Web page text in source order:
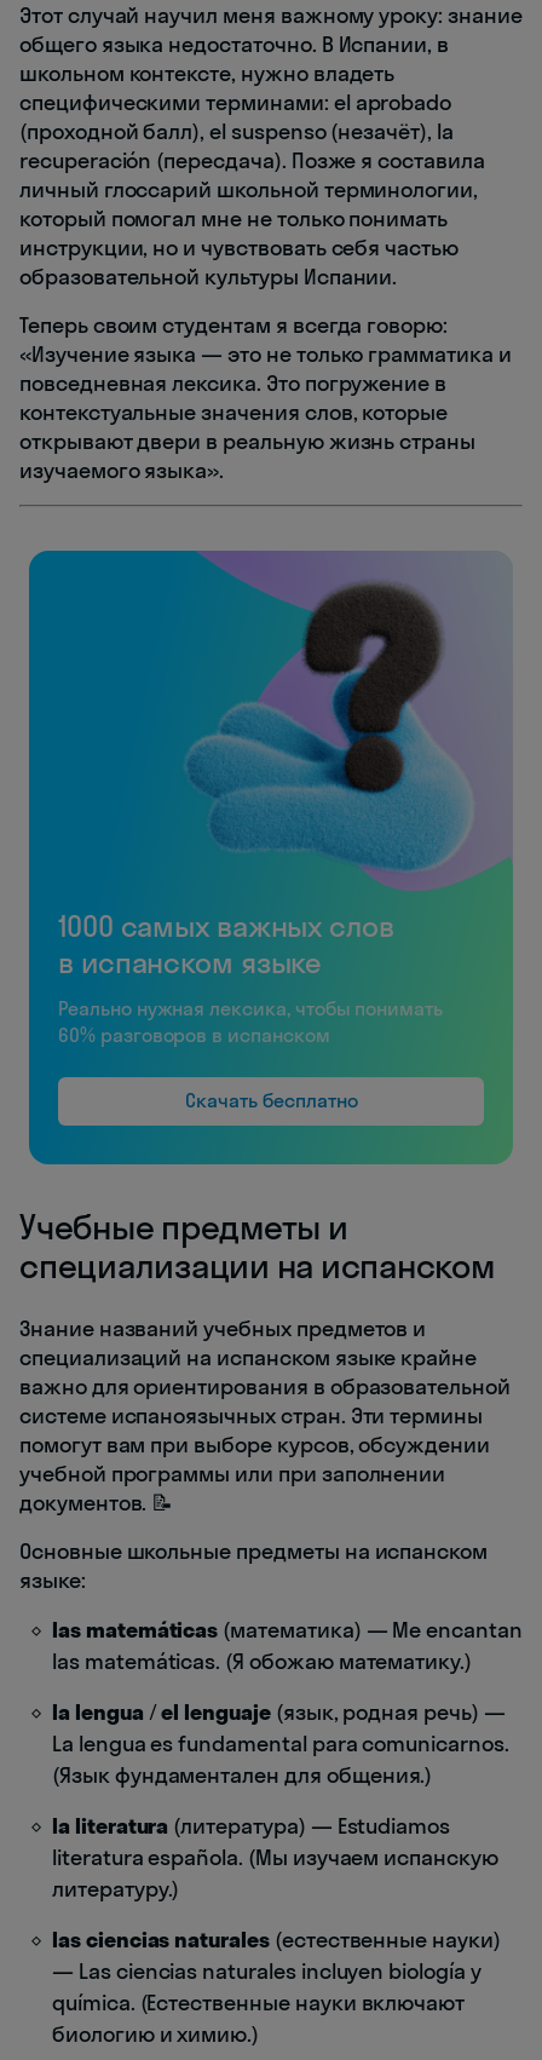
Этот случай научил меня важному уроку: знание
общего языка недостаточно. В Испании, в
школьном контексте, нужно владеть
специфическими терминами: el aprobado
(проходной балл), el suspenso (незачёт), la
recuperación (пересдача). Позже я составила
личный глоссарий школьной терминологии,
который помогал мне не только понимать
инструкции, но и чувствовать себя частью
образовательной культуры Испании.
Теперь своим студентам я всегда говорю:
«Изучение языка — это не только грамматика и
повседневная лексика. Это погружение в
контекстуальные значения слов, которые
открывают двери в реальную жизнь страны
изучаемого языка».
1000 самых важных слов
в испанском языке
Реально нужная лексика, чтобы понимать
60% разговоров в испанском
Скачать бесплатно
Учебные предметы и
специализации на испанском
Знание названий учебных предметов и
специализаций на испанском языке крайне
важно для ориентирования в образовательной
системе испаноязычных стран. Эти термины
помогут вам при выборе курсов, обсуждении
учебной программы или при заполнении
документов. 📝
Основные школьные предметы на испанском
языке:
las matemáticas (математика) — Me encantan
las matemáticas. (Я обожаю математику.)
la lengua /el lenguaje(язык, родная речь) —
La lengua es fundamental para comunicarnos.
(Язык фундаментален для общения.)
la literatura (литература) — Estudiamos
literatura española. (Мы изучаем испанскую
литературу.)
las ciencias naturales(естественные науки)
— Las ciencias naturales incluyen biología y
química. (Естественные науки включают
биологию и химию.)